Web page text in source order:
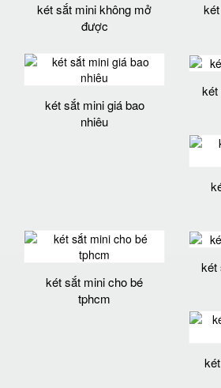
két sắt mini không mở
được
két sắt mini giá bao
nhiêu
két
két sắt mini cho bé
tphcm
két